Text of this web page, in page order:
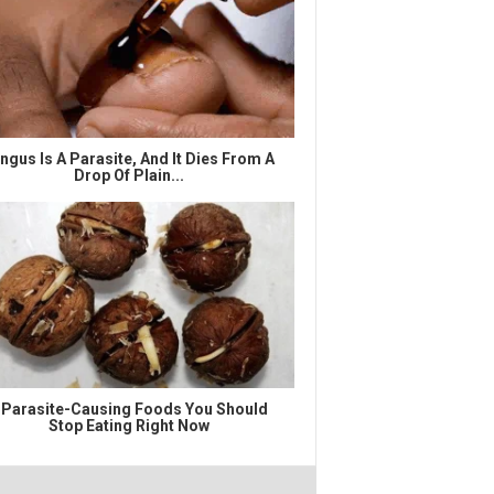
Is A Parasite, And It Dies From A
Drop Of Plain...
Causing Foods You Should
Stop Eating Right Now